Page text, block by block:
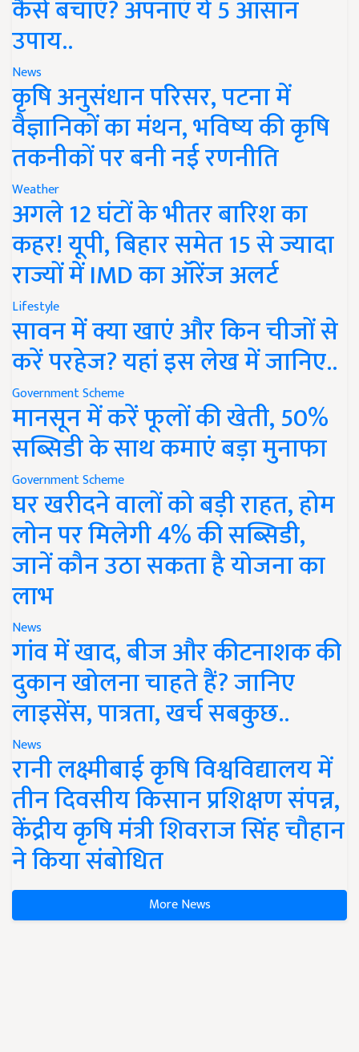
कैसे बचाएं? अपनाएं ये 5 आसान
उपाय..
News
कृषि अनुसंधान परिसर, पटना में
वैज्ञानिकों का मंथन, भविष्य की कृषि
तकनीकों पर बनी नई रणनीति
Weather
अगले 12 घंटों के भीतर बारिश का
कहर! यूपी, बिहार समेत 15 से ज्यादा
राज्यों में IMD का ऑरेंज अलर्ट
Lifestyle
सावन में क्या खाएं और किन चीजों से
करें परहेज? यहां इस लेख में जानिए..
Government Scheme
मानसून में करें फूलों की खेती, 50%
सब्सिडी के साथ कमाएं बड़ा मुनाफा
Government Scheme
घर खरीदने वालों को बड़ी राहत, होम
लोन पर मिलेगी 4% की सब्सिडी,
जानें कौन उठा सकता है योजना का
लाभ
News
गांव में खाद, बीज और कीटनाशक की
दुकान खोलना चाहते हैं? जानिए
लाइसेंस, पात्रता, खर्च सबकुछ..
News
रानी लक्ष्मीबाई कृषि विश्वविद्यालय में
तीन दिवसीय किसान प्रशिक्षण संपन्न,
केंद्रीय कृषि मंत्री शिवराज सिंह चौहान
ने किया संबोधित
More News